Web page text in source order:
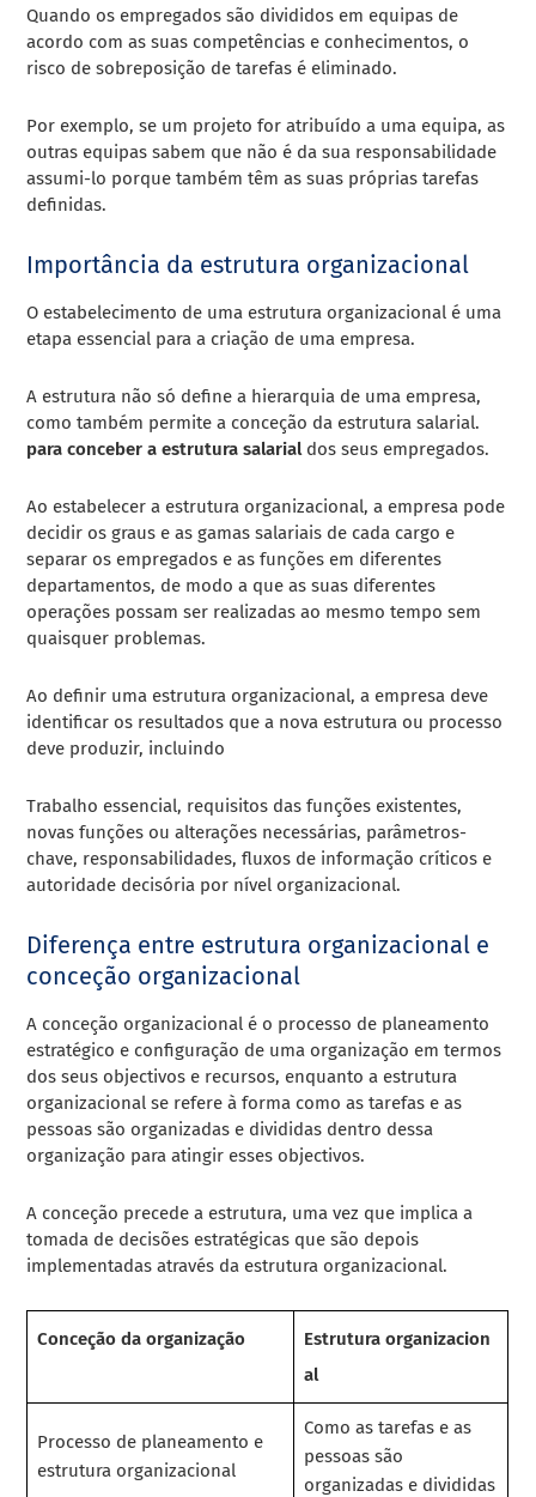
Quando os empregados são divididos em equipas de
acordo com as suas competências e conhecimentos, o
risco de sobreposição de tarefas é eliminado.
Por exemplo, se um projeto for atribuído a uma equipa, as
outras equipas sabem que não é da sua responsabilidade
assumi-lo porque também têm as suas próprias tarefas
definidas.
Importância da estrutura organizacional
O estabelecimento de uma estrutura organizacional é uma
etapa essencial para a criação de uma empresa.
A estrutura não só define a hierarquia de uma empresa,
como também permite a conceção da estrutura salarial.
para conceber a estrutura salarialdos seus empregados.
Ao estabelecer a estrutura organizacional, a empresa pode
decidir os graus e as gamas salariais de cada cargo e
separar os empregados e as funções em diferentes
departamentos, de modo a que as suas diferentes
operações possam ser realizadas ao mesmo tempo sem
quaisquer problemas.
Ao definir uma estrutura organizacional, a empresa deve
identificar os resultados que a nova estrutura ou processo
deve produzir, incluindo
Trabalho essencial, requisitos das funções existentes,
novas funções ou alterações necessárias, parâmetros-
chave, responsabilidades, fluxos de informação críticos e
autoridade decisória por nível organizacional.
Diferença entre estrutura organizacional e
conceção organizacional
A conceção organizacional é o processo de planeamento
estratégico e configuração de uma organização em termos
dos seus objectivos e recursos, enquanto a estrutura
organizacional se refere à forma como as tarefas e as
pessoas são organizadas e divididas dentro dessa
organização para atingir esses objectivos.
A conceção precede a estrutura, uma vez que implica a
tomada de decisões estratégicas que são depois
implementadas através da estrutura organizacional.
Conceção da organização
Estrutura organizacion
al
Processo de planeamento e
estrutura organizacional
Como as tarefas e as
pessoas são
organizadas e divididas